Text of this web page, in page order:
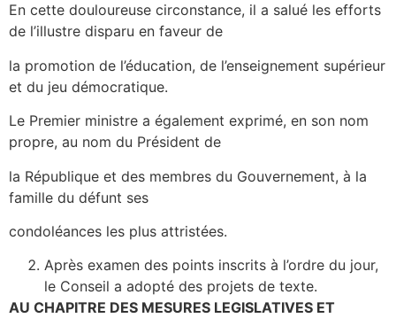
En cette douloureuse circonstance, il a salué les efforts
de l’illustre disparu en faveur de
la promotion de l’éducation, de l’enseignement supérieur
et du jeu démocratique.
Le Premier ministre a également exprimé, en son nom
propre, au nom du Président de
la République et des membres du Gouvernement, à la
famille du défunt ses
condoléances les plus attristées.
Après examen des points inscrits à l’ordre du jour,
le Conseil a adopté des projets de texte.
AU CHAPITRE DES MESURES LEGISLATIVES ET